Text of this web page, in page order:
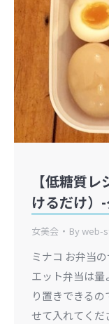
【低糖質
けるだけ）
女美会 Byweb-
ミナコ お弁当
エット弁当は
り置きできる
せて入れてくだ